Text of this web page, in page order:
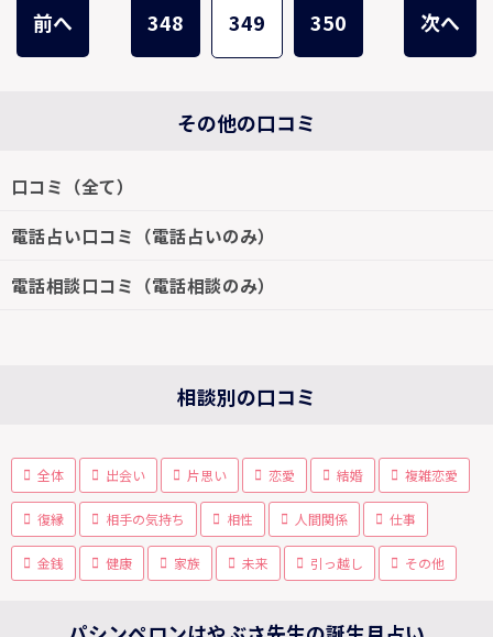
前へ 348 349 350 次へ
その他の口コミ
口コミ（全て）
電話占い口コミ（電話占いのみ）
電話相談口コミ（電話相談のみ）
相談別の口コミ
全体 出会い 片思い 恋愛 結婚 複雑恋愛
復縁 相手の気持ち 相性 人間関係 仕事
金銭 健康 家族 未来 引っ越し その他